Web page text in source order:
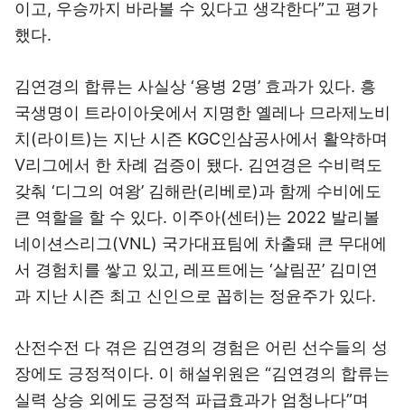
이고, 우승까지 바라볼 수 있다고 생각한다”고 평가
했다.
김연경의 합류는 사실상 ‘용병 2명’ 효과가 있다. 흥
국생명이 트라이아웃에서 지명한 옐레나 므라제노비
치(라이트)는 지난 시즌 KGC인삼공사에서 활약하며
V리그에서 한 차례 검증이 됐다. 김연경은 수비력도
갖춰 ‘디그의 여왕’ 김해란(리베로)과 함께 수비에도
큰 역할을 할 수 있다. 이주아(센터)는 2022 발리볼
네이션스리그(VNL) 국가대표팀에 차출돼 큰 무대에
서 경험치를 쌓고 있고, 레프트에는 ‘살림꾼’ 김미연
과 지난 시즌 최고 신인으로 꼽히는 정윤주가 있다.
산전수전 다 겪은 김연경의 경험은 어린 선수들의 성
장에도 긍정적이다. 이 해설위원은 “김연경의 합류는
실력 상승 외에도 긍정적 파급효과가 엄청나다”며